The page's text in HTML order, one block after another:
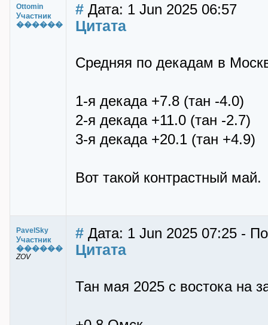
Ottomin
Участник
������
# Дата: 1 Jun 2025 06:57
Цитата
Средняя по декадам в
1-я декада +7.8 (тан -4.0)
2-я декада +11.0 (тан -2.7)
3-я декада +20.1 (тан +4.9)
Вот такой контрастный май.
PavelSky
Участник
������
ZOV
# Дата: 1 Jun 2025 07:25 -
Цитата
Тан мая 2025 с востока на